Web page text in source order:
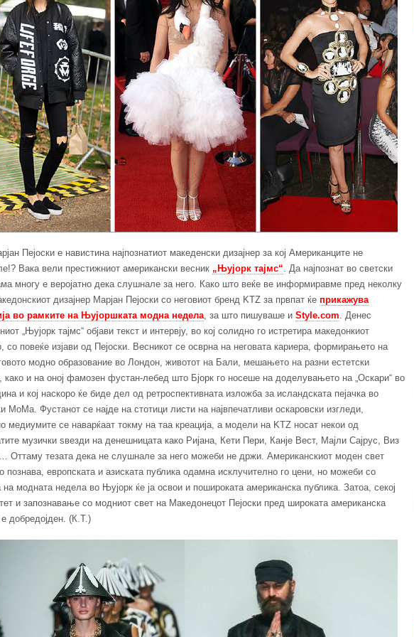
Пејоски е навистина најпознатиот македенски дизајнер за кој Американците не
Вака вели престижниот американски весник „Њујорк тајмс“. Да најпознат во светски
многу е веројатно дека слушнале за него. Како што веќе ве информиравме пред неколку
дизајнер Марјан Пејоски со неговиот бренд KTZ за првпат ќе прикажува
во рамките на Њујоршката модна недела, за што пишуваше и Style.com. Денес
„Њујорк тајмс“ објави текст и интервју, во кој солидно го истретира македонкиот
со повеќе изјави од Пејоски. Весникот се осврна на неговата кариера, формирањето на
модно образование во Лондон, животот на Бали, мешањето на разни естетски
како и на оној фамозен фустан-лебед што Бјорк го носеше на доделувањето на „Оскари“ во
и кој наскоро ќе биде дел од ретроспективната изложба за исландската пејачка во
МоМа. Фустанот се најде на стотици листи на највпечатливи оскаровски изгледи,
медиумите се наварќаат токму на таа креација, а модели на KTZ носат некои од
музички ѕвезди на денешницата како Ријана, Кети Пери, Канје Вест, Мајли Сајрус, Виз
Оттаму тезата дека не слушнале за него можеби не држи. Американскиот моден свет
познава, европската и азиската публика одамна исклучително го цени, но можеби со
на модната недела во Њујорк ќе ја освои и пошироката американска публика. Затоа, секој
и запознавање со модниот свет на Македонецот Пејоски пред широката американска
е добредојден. (К.Т.)